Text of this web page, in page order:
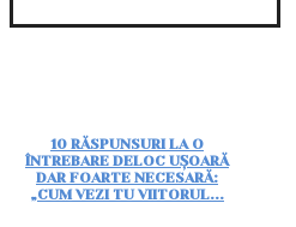
10 RĂSPUNSURI LA O
ÎNTREBARE DELOC UȘOARĂ
DAR FOARTE NECESARĂ:
„CUM VEZI TU VIITORUL...